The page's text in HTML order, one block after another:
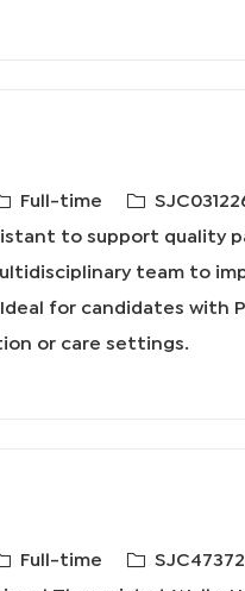
作
Full-time
必
I
D
to support quality
team to
for candidates with
or care settings.
Full-time
必
需